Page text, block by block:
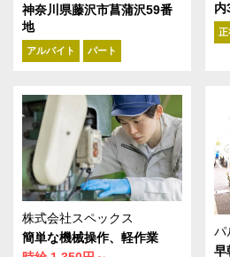
神奈川県藤沢市菖蒲沢59番
地
アルバイト パート
内
正
株式会社スペックス
簡単な機械操作、軽作業
早